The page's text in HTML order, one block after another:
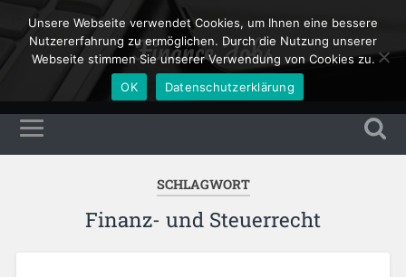
Finance Jobs
SCHLAGWORT
Finanz- und Steuerrecht
Unsere Webseite verwendet Cookies, um Ihnen eine bessere
Nutzererfahrung zu ermöglichen. Durch die Nutzung unserer
Webseite stimmen Sie unserer Verwendung von Cookies zu.
OK
Datenschutzerklärung